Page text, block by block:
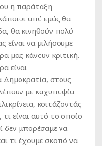
η παράταξη
από εμάς θα
θα κινηθούν πολύ
είναι να μιλήσουμε
μας κάνουν κριτική.
είναι
Δημοκρατία, στους
με καχυποψία
κοιτάζοντάς
είναι αυτό το οποίο
δεν μπορέσαμε να
τι έχουμε σκοπό να